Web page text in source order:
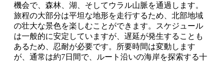
機会で、森林、湖、そしてウラル山脈を通過します。
旅程の大部分は平坦な地形を走行するため、北部地域
の壮大な景色を楽しむことができます。スケジュール
は一般的に安定していますが、遅延が発生することも
あるため、忍耐が必要です。所要時間は変動します
が、通常は約7日間で、ルート沿いの海岸を探索する十